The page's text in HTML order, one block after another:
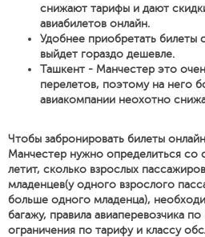
снижают тарифы и дают
авиабилетов онлайн.
Удобнее приобретать билеты
выйдет гораздо дешевле.
Ташкент - Манчестер это
перелетов, поэтому на него
авиакомпании неохотно
Чтобы забронировать билеты
Манчестер нужно определиться со
летит, сколько взрослых
младенцев(у одного взрослого
больше одного младенца),
багажу, правила авиаперевозчика
ограничения по тарифу и классу